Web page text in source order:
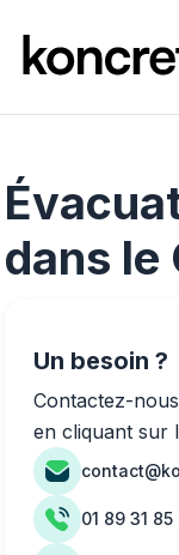
dans le
Un besoin ?
Contactez-
en cliquant sur
01 89 31 85